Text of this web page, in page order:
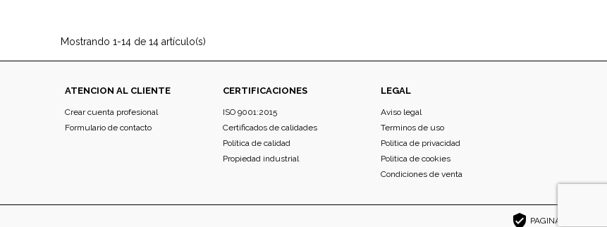
Mostrando 1-14 de 14 artículo(s)
ATENCION AL CLIENTE
Crear cuenta profesional
Formulario de contacto
CERTIFICACIONES
ISO 9001:2015
Certificados de calidades
Política de calidad
Propiedad industrial
LEGAL
Aviso legal
Terminos de uso
Politica de privacidad
Politica de cookies
Condiciones de venta
verified_user PAGINA SEGURA